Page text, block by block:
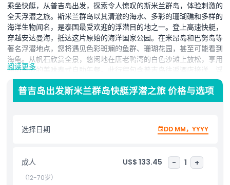
乘坐快艇，从普吉岛出发，探索令人惊叹的斯米兰群岛，体验刺激的
全天浮潜之旅。斯米兰群岛以其清澈的海水、多彩的珊瑚礁和多样的
海洋生物闻名，是泰国最受欢迎的浮潜目的地之一。登上高速快艇，
穿越安达曼海，抵达这片原始的海洋国家公园。在米昂岛和巴努岛等
著名浮潜地点，您将遇见色彩斑斓的鱼群、珊瑚花园，甚至可能看到
海龟。从帆石欣赏全景，悠闲地在唐老鸭湾的白色沙滩上放松，享用
海边供应的美味泰式自助午餐。此行程包含普吉岛往返酒店接送、浮
潜装备、国家公园门票及专业导游，确保安全且难忘的冒险。无论您
是经验丰富的浮潜者还是首次探险者，斯米兰群岛都能完美结合休闲
和水下探索。不要错过体验泰国最佳浮潜点之一的机会。立即预订您
包含项
阅读更多
普吉岛出发斯米兰群岛快艇浮潜之旅 价格与选项
选择日期 DD MM，YYYY
成人 US$ 133.45 - 1 +
（12-70岁）